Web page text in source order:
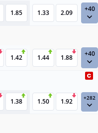
1.85 1.33 2.09 +40
1.42 1.44 1.88 +40
1.38 1.50 1.92 +282